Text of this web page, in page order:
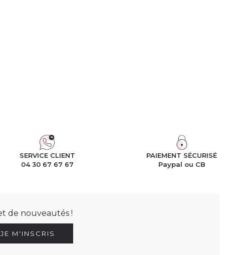
SERVICE CLIENT
04 30 67 67 67
PAIEMENT SÉCURISÉ
Paypal ou CB
de nouveautés !
JE M'INSCRIS